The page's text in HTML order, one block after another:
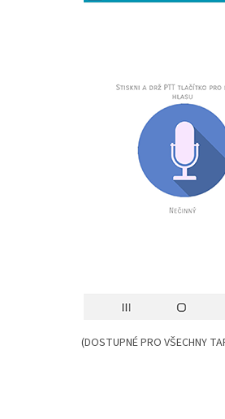
(DOSTUPNÉ PRO VŠECHNY